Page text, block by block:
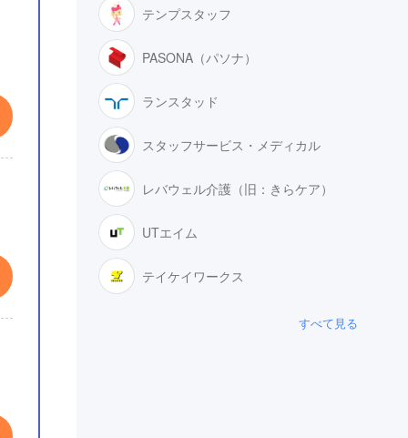
テンプスタッフ
PASONA（パソナ）
ランスタッド
スタッフサービス・メディカル
レバウェル介護（旧：きらケア）
UTエイム
テイケイワークス
すべて見る